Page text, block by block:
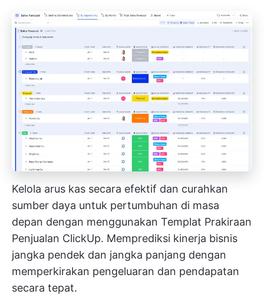
Kelola arus kas secara efektif dan curahkan
sumber daya untuk pertumbuhan di masa
depan dengan menggunakan Templat Prakiraan
Penjualan ClickUp. Memprediksi kinerja bisnis
jangka pendek dan jangka panjang dengan
memperkirakan pengeluaran dan pendapatan
secara tepat.